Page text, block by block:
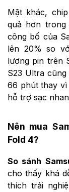
Mặt khác,
quả hơn trong
công bố của
lên 20% so
lượng pin trên
S23 Ultra
66 phút thay
hỗ trợ sạc
Nên mua
Fold 4?
So sánh
cho thấy khá
thích trải